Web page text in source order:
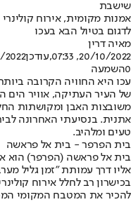
שישבת
אמנות מקומית, אירוח
לדגום בטיול הבא בעכו
מאיה דרין
20/10/2022, 07:33
,עודכן07:33
0השמעה
עכו היא החוויה הקרובה
של העיר העתיקה, אוויר הים
משובצות האבן ומקושתות
אתנית. בנסיעתי האחרונה
טעים ומלהיב.
בית הפרפר - בית אל פראשה
בית אל פראשה (הפרפר) הוא
אליו דרך עמותת "זמן גליל
בכישרון רב לחלל אירוח
להכיר את המטבח המקומי